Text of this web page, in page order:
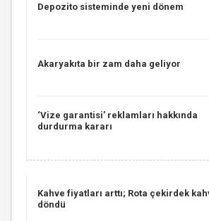
Depozito sisteminde yeni dönem
Akaryakıta bir zam daha geliyor
‘Vize garantisi’ reklamları hakkında
durdurma kararı
Kahve fiyatları arttı; Rota çekirdek
döndü